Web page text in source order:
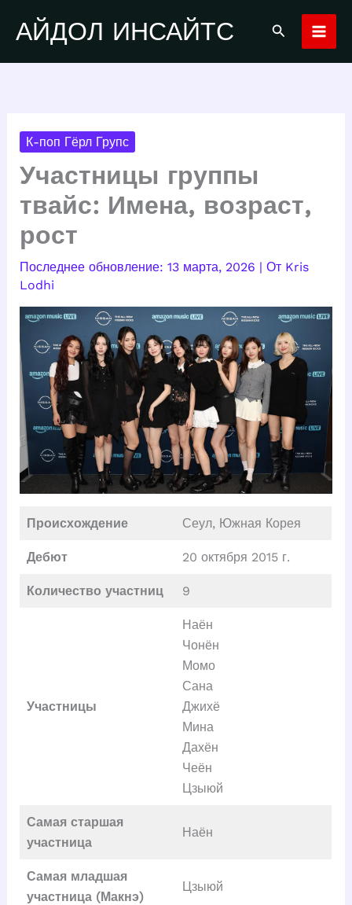
содержимому
АЙДОЛ ИНСАЙТС Поиск
К-поп Гёрл Групс
Участницы группы
твайс: Имена, возраст,
рост
13 марта, 2026 | От Kris
Lodhi
Происхождение Сеул, Южная Корея
Дебют 20 октября 2015 г.
Количество участниц 9
Участницы
Наён
Чонён
Момо
Сана
Джихё
Мина
Дахён
Чеён
Цзыюй
Самая старшая
участница
Наён
Самая младшая
участница (Макнэ)
Цзыюй